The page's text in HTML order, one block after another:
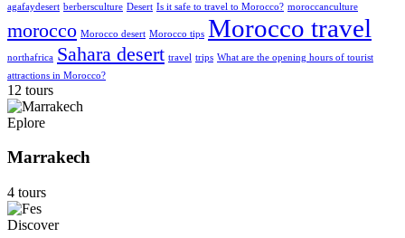
agafaydesert berbersculture Desert Is it safe to travel to Morocco? moroccanculture
morocco Morocco desert Morocco tips Morocco travel
northafrica Sahara desert travel trips What are the opening hours of tourist
attractions in Morocco?
12 tours
Eplore
Marrakech
4 tours
Discover